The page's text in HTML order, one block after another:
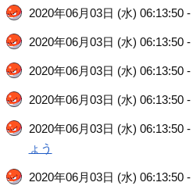
2020年06月03日 (水) 06:13:50 -
2020年06月03日 (水) 06:13:50 -
2020年06月03日 (水) 06:13:50 -
2020年06月03日 (水) 06:13:50 -
2020年06月03日 (水) 06:13:50 -
ょう
2020年06月03日 (水) 06:13:50 -